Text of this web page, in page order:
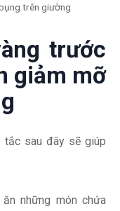
trên giường
trước
giảm mỡ
tắc sau đây sẽ giúp
ăn những món chứa